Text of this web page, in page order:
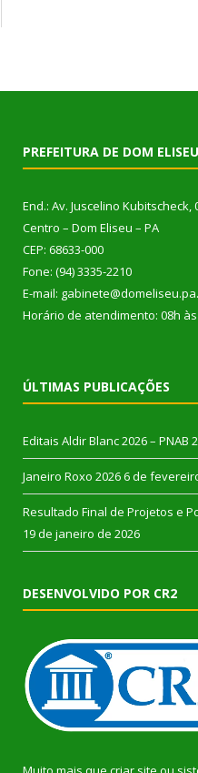
PREFEITURA DE DOM ELISEU
End.: Av. Juscelino Kubitscheck,
Centro – Dom Eliseu – PA
CEP: 68633-000
Fone: (94) 3335-2210
E-mail:
Horário de atendimento: 08h às
ÚLTIMAS PUBLICAÇÕES
Editais Aldir Blanc 2026 – PNAB
Janeiro Roxo 2026 6 de
Resultado Final de Projetos e
19 de janeiro de 2026
DESENVOLVIDO POR CR2